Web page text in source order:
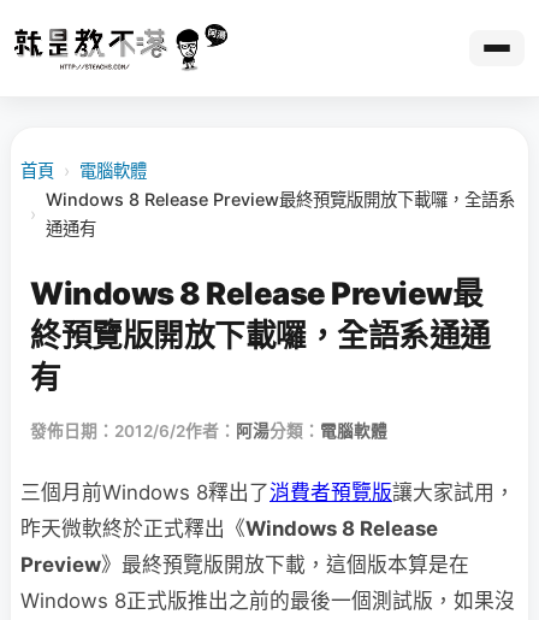
首頁 › 電腦軟體
›
Windows 8 Release Preview最終預覽版開放下載囉，全語系
通通有
Windows 8 Release Preview最
終預覽版開放下載囉，全語系通通
有
發佈日期：2012/6/2作者： 阿湯分類： 電腦軟體
三個月前Windows 8釋出了消費者預覽版讓大家試用，
昨天微軟終於正式釋出《Windows 8 Release
Preview》最終預覽版開放下載，這個版本算是在
Windows 8正式版推出之前的最後一個測試版，如果沒